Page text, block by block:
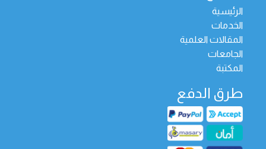
الرئيسية
الخدمات
المقالات العلمية
الجامعات
المكتبة
طرق الدفع